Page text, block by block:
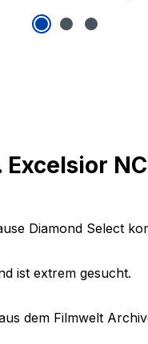
Diamond Select
ist extrem gesucht.
dem Filmwelt